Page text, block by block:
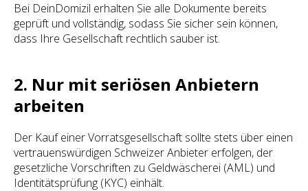
Bei DeinDomizil erhalten Sie alle Dokumente bereits
geprüft und vollständig, sodass Sie sicher sein können,
dass Ihre Gesellschaft rechtlich sauber ist.
2. Nur mit seriösen Anbietern
arbeiten
Der Kauf einer Vorratsgesellschaft sollte stets über einen
vertrauenswürdigen Schweizer Anbieter erfolgen, der
gesetzliche Vorschriften zu Geldwäscherei (AML) und
Identitätsprüfung (KYC) einhält.